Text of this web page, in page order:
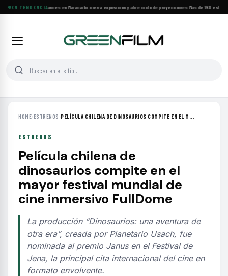
EN TENDENCIA
Festival de Cine Francés en Maracaibo cierra exposición y abre ciclo de proyecciones·Más de 160
HOME›ESTRENOS ›PELÍCULA CHILENA DE DINOSAURIOS COMPITE EN EL M...
ESTRENOS
Película chilena de
dinosaurios compite en el
mayor festival mundial de
cine inmersivo FullDome
La producción “Dinosaurios: una aventura de
otra era”, creada por Planetario Usach, fue
nominada al premio Janus en el Festival de
Jena, la principal cita internacional del cine en
formato envolvente.